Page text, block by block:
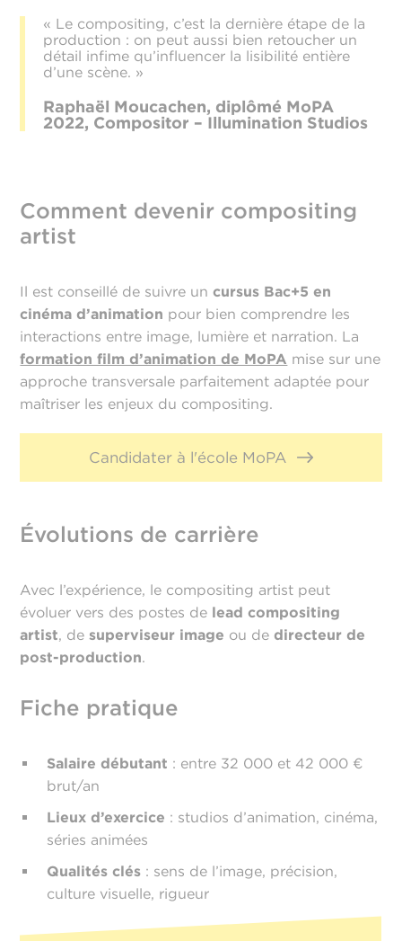
« Le compositing, c’est la dernière étape de la
production : on peut aussi bien retoucher un
détail infime qu’influencer la lisibilité entière
d’une scène. »
Raphaël Moucachen, diplômé MoPA
2022, Compositor – Illumination Studios
Comment devenir compositing
artist
Il est conseillé de suivre uncursus Bac+5 en
cinéma d’animation pour bien comprendre les
interactions entre image, lumière et narration. La
formation film d’animation de MoPA mise sur une
approche transversale parfaitement adaptée pour
maîtriser les enjeux du compositing.
Candidater à l'école MoPA
Évolutions de carrière
Avec l’expérience, le compositing artist peut
évoluer vers des postes de lead compositing
artist, desuperviseur image ou dedirecteur de
post-production.
Fiche pratique
Salaire débutant : entre 32 000 et 42 000 €
brut/an
Lieux d’exercice : studios d’animation, cinéma,
séries animées
Qualités clés : sens de l’image, précision,
culture visuelle, rigueur